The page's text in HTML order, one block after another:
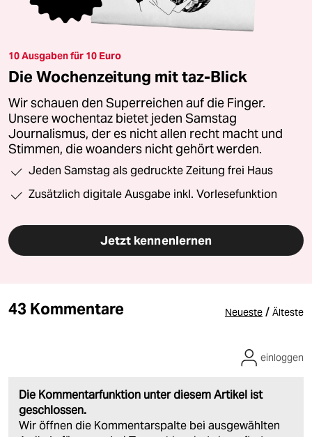
10 Ausgaben für 10 Euro
Die Wochenzeitung mit taz-Blick
Wir schauen den Superreichen auf die Finger.
Unsere wochentaz bietet jeden Samstag
Journalismus, der es nicht allen recht macht und
Stimmen, die woanders nicht gehört werden.
Jeden Samstag als gedruckte Zeitung frei Haus
Zusätzlich digitale Ausgabe inkl. Vorlesefunktion
Jetzt kennenlernen
43 Kommentare Neueste / Älteste
Die Kommentarfunktion unter diesem Artikel ist
geschlossen.
Wir öffnen die Kommentarspalte bei ausgewählten
einloggen